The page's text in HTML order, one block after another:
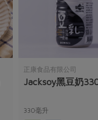
正康食品有限公司
Jacksoy黑豆奶
330毫升